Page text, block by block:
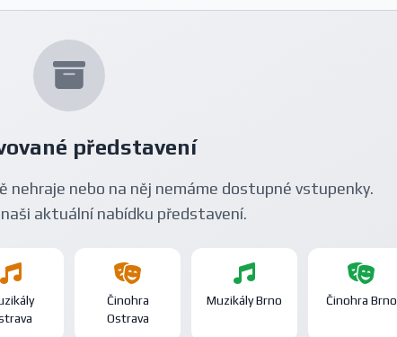
představení
nebo na něj nemáme dostupné vstupenky.
aktuální nabídku představení.
Činohra
Ostrava
Muzikály Brno Činohra Brno